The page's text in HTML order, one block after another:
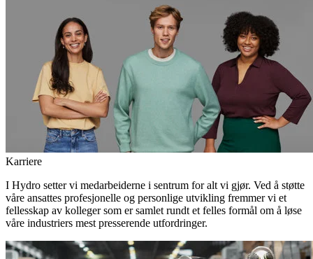
Karriere
I Hydro setter vi medarbeiderne i sentrum for alt vi gjør. Ved å støtte
våre ansattes profesjonelle og personlige utvikling fremmer vi et
fellesskap av kolleger som er samlet rundt et felles formål om å løse
våre industriers mest presserende utfordringer.